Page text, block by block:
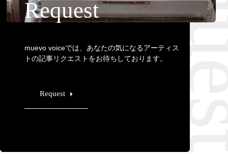
Request
muevo voiceでは、あなたの気になるアーティス
トの記事リクエストをお待ちしております。
Request